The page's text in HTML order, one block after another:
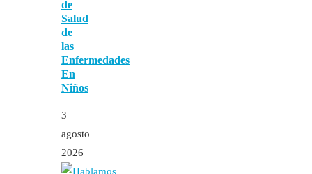
de
Salud
de
las
Enfermedades
En
Niños
3
agosto
2026